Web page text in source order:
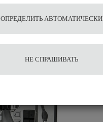
ОПРЕДЕЛИТЬ АВТОМАТИЧЕСКИ
НЕ СПРАШИВАТЬ